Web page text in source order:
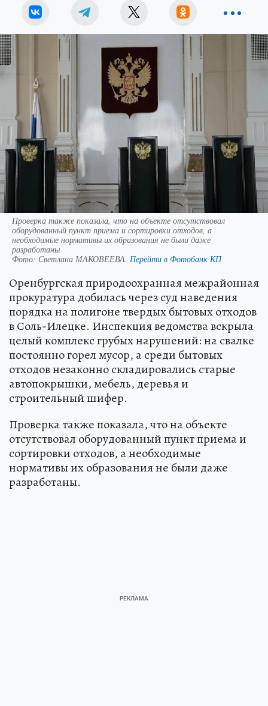
Проверка также показала, что на объекте отсутствовал
оборудованный пункт приема и сортировки отходов, а
необходимые нормативы их образования не были даже
разработаны
Фото: Светлана МАКОВЕЕВА. Перейти в Фотобанк КП
Оренбургская природоохранная межрайонная
прокуратура добилась через суд наведения
порядка на полигоне твердых бытовых отходов
в Соль-Илецке. Инспекция ведомства вскрыла
целый комплекс грубых нарушений: на свалке
постоянно горел мусор, а среди бытовых
отходов незаконно складировались старые
автопокрышки, мебель, деревья и
строительный шифер.
Проверка также показала, что на объекте
отсутствовал оборудованный пункт приема и
сортировки отходов, а необходимые
нормативы их образования не были даже
разработаны.